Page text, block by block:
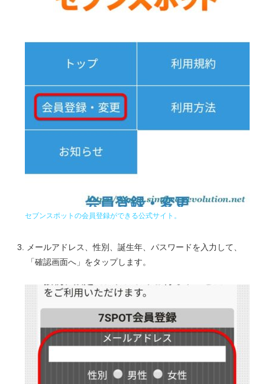
セブンスポットの会員登録ができる公式サイト。
メールアドレス、性別、誕生年、パスワードを入力して、
「確認画面へ」をタップします。